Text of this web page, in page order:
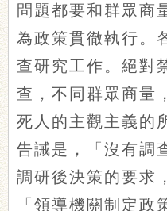
問題都要和群眾商
為政策貫徹執行。
查研究工作。絕對
查，不同群眾商量
死人的主觀主義的
告誡是，「沒有調
調研後決策的要求
「領導機關制定政